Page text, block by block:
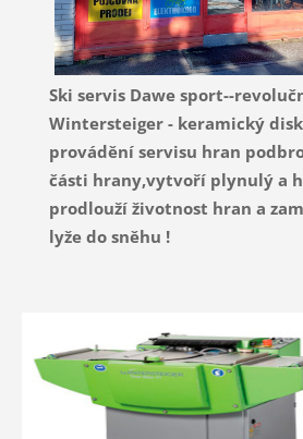
Ski servis Dawe sport--
Wintersteiger - keramický
provádění servisu hran
části hrany,vytvoří plynulý a
prodlouží životnost hran a
lyže do sněhu !